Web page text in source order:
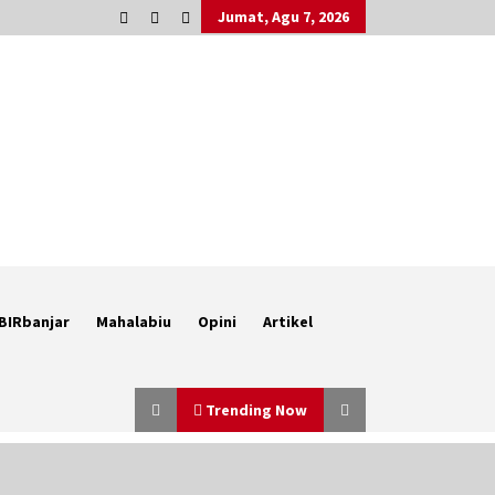
Jumat, Agu 7, 2026
Mahalabiu Opini Artikel
Trending Now